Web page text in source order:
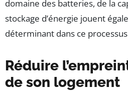
domaine des batteries, de la
stockage d’énergie jouent
déterminant dans ce
Réduire
de son logement